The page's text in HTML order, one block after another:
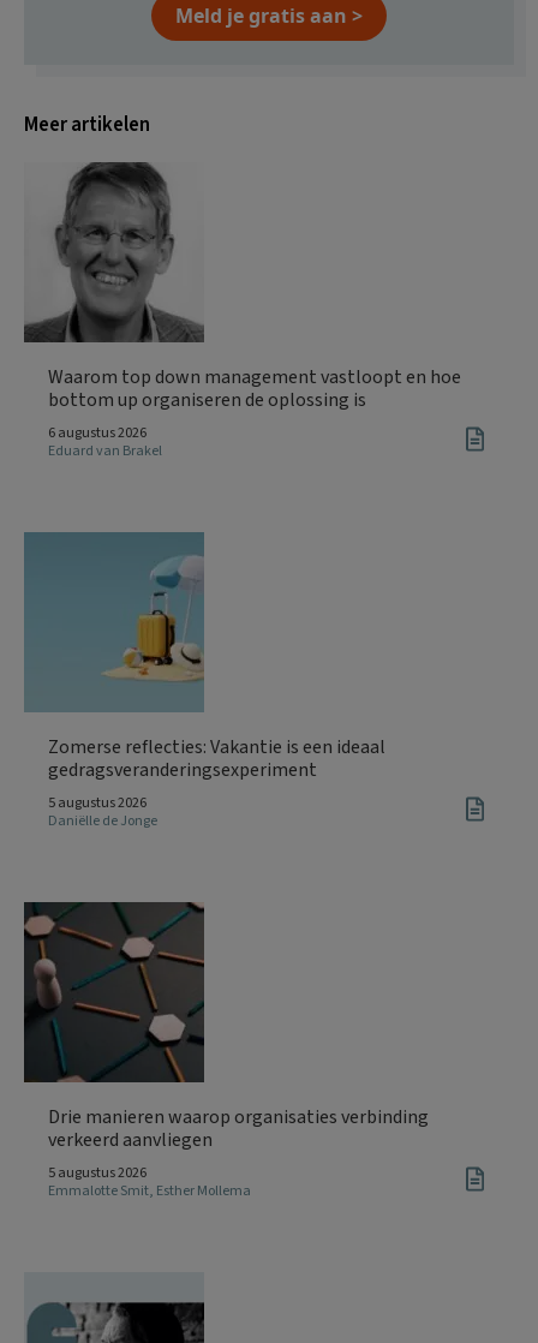
Meld je gratis aan >
Meer artikelen
Waarom top down management vastloopt en hoe
bottom up organiseren de oplossing is
6 augustus 2026
Eduard van Brakel
Zomerse reflecties: Vakantie is een ideaal
gedragsveranderingsexperiment
5 augustus 2026
Daniëlle de Jonge
Drie manieren waarop organisaties verbinding
verkeerd aanvliegen
5 augustus 2026
Emmalotte Smit, Esther Mollema